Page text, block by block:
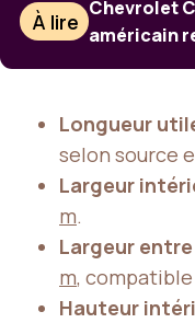
À lire
Chevrolet
américain
Longueur
selon source
Largeur
m.
Largeur
m,
Hauteur